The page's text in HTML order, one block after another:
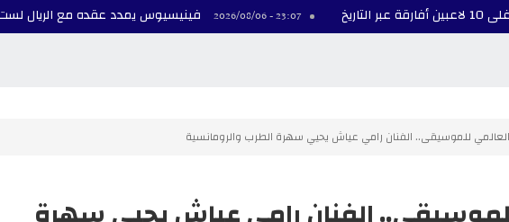
23:07 - 2026/08/06 فينيسيوس يمدد عقده مع الريال لست سنوات
للموسيقى.. الفنان رامي عياش يحيي سهرة الطرب والرومانسية